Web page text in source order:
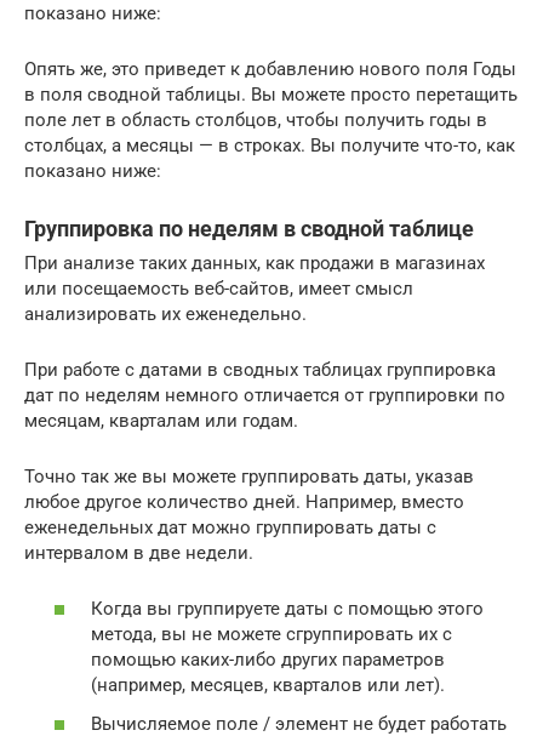
показано ниже:
Опять же, это приведет к добавлению нового поля Годы
в поля сводной таблицы. Вы можете просто перетащить
поле лет в область столбцов, чтобы получить годы в
столбцах, а месяцы — в строках. Вы получите что-то, как
показано ниже:
Группировка по неделям в сводной таблице
При анализе таких данных, как продажи в магазинах
или посещаемость веб-сайтов, имеет смысл
анализировать их еженедельно.
При работе с датами в сводных таблицах группировка
дат по неделям немного отличается от группировки по
месяцам, кварталам или годам.
Точно так же вы можете группировать даты, указав
любое другое количество дней. Например, вместо
еженедельных дат можно группировать даты с
интервалом в две недели.
Когда вы группируете даты с помощью этого
метода, вы не можете сгруппировать их с
помощью каких-либо других параметров
(например, месяцев, кварталов или лет).
Вычисляемое поле / элемент не будет работать